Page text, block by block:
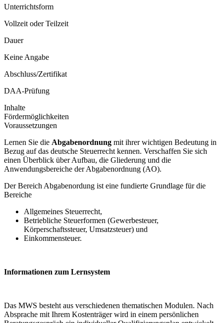
Unterrichtsform
Vollzeit oder Teilzeit
Dauer
Keine Angabe
Abschluss/Zertifikat
DAA-Prüfung
Inhalte
Fördermöglichkeiten
Voraussetzungen
Lernen Sie die Abgabenordnung mit ihrer wichtigen Bedeutung in
Bezug auf das deutsche Steuerrecht kennen. Verschaffen Sie sich
einen Überblick über Aufbau, die Gliederung und die
Anwendungsbereiche der Abgabenordnung (AO).
Der Bereich Abgabenordung ist eine fundierte Grundlage für die
Bereiche
Allgemeines Steuerrecht,
Betriebliche Steuerformen (Gewerbesteuer,
Körperschaftssteuer, Umsatzsteuer) und
Einkommensteuer.
Informationen zum Lernsystem
Das MWS besteht aus verschiedenen thematischen Modulen. Nach
Absprache mit Ihrem Kostenträger wird in einem persönlichen